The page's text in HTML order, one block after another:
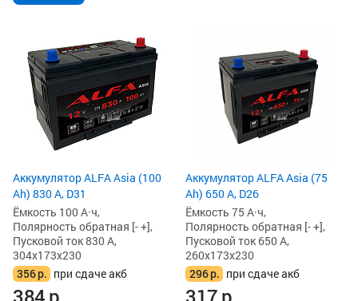
Аккумулятор ALFA Asia (100
Ah) 830 А, D31
Ёмкость 100 А·ч,
Полярность обратная [- +],
Пусковой ток 830 А,
304x173x230
356р. при сдаче акб
Аккумулятор ALFA Asia (75
Ah) 650 А, D26
Ёмкость 75 А·ч,
Полярность обратная [- +],
Пусковой ток 650 А,
260x173x230
296р. при сдаче акб